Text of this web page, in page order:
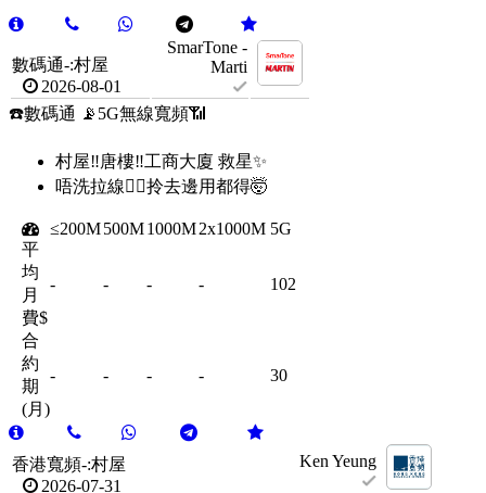
數碼通-:村屋
2026-08-01
SmarTone -
Marti
☎️數碼通 📡5G無線寬頻📶
村屋‼️唐樓‼️工商大廈 救星✨
唔洗拉線👍🏻拎去邊用都得🤯
≤200M500M1000M2x1000M 5G
平
均
月
費$
- - - - 102
合
約
期
(月)
- - - - 30
香港寬頻-:村屋
2026-07-31
Ken Yeung